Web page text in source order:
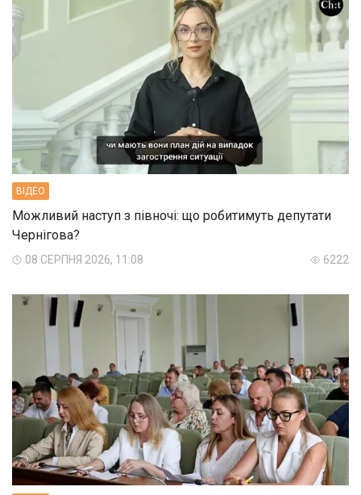
ВIДЕО
Можливий наступ з півночі: що робитимуть депутати
Чернігова?
08 СЕРПНЯ 2026, 11:08 6222